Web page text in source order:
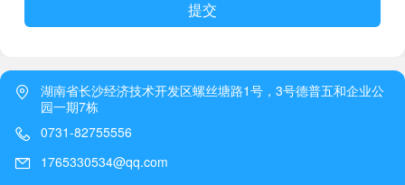
提交
湖南省长沙经济技术开发区螺丝塘路1号，3号德普五和企业公
园一期7栋
0731-82755556
1765330534@qq.com